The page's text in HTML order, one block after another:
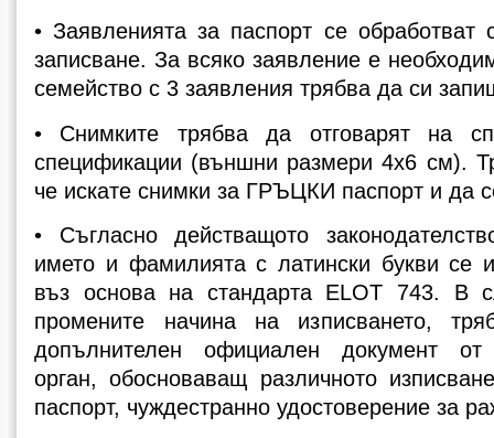
• Заявленията за паспорт се обработват
записване. За всяко заявление е
семейство с 3 заявления трябва да си
• Снимките трябва да отговарят на
спецификации (външни размери 4x6 см).
че искате снимки за ГРЪЦКИ паспорт и да
• Съгласно действащото
името и фамилията с латински букви се
въз основа на стандарта ELOT 743. В
промените начина на изписването,
допълнителен официален документ от
орган, обосноваващ различното
паспорт, чуждестранно удостоверение за